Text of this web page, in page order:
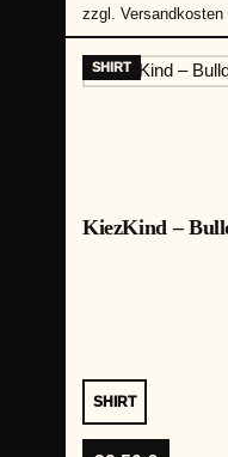
zzgl. Versandkosten
KiezKind –
SHIRT